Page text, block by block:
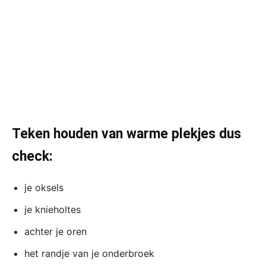
Teken houden van warme plekjes dus
check:
je oksels
je knieholtes
achter je oren
het randje van je onderbroek